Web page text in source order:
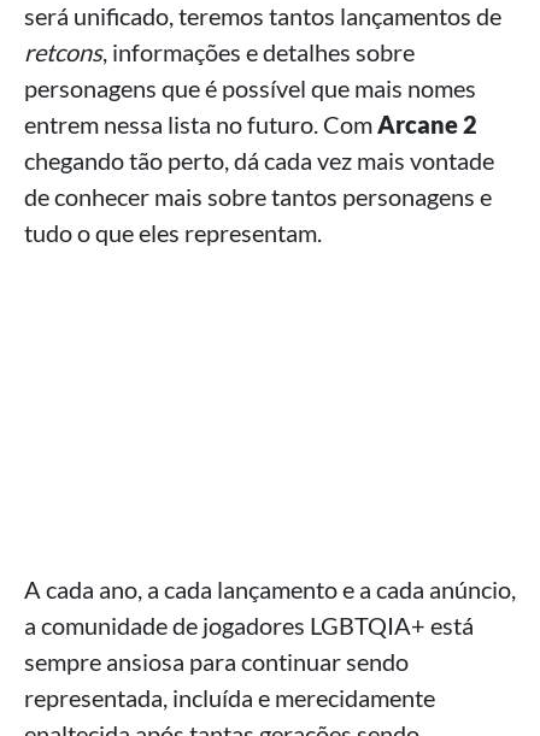
será unificado, teremos tantos lançamentos de
retcons, informações e detalhes sobre
personagens que é possível que mais nomes
entrem nessa lista no futuro. ComArcane 2
chegando tão perto, dá cada vez mais vontade
de conhecer mais sobre tantos personagens e
tudo o que eles representam.
A cada ano, a cada lançamento e a cada anúncio,
a comunidade de jogadores LGBTQIA+ está
sempre ansiosa para continuar sendo
representada, incluída e merecidamente